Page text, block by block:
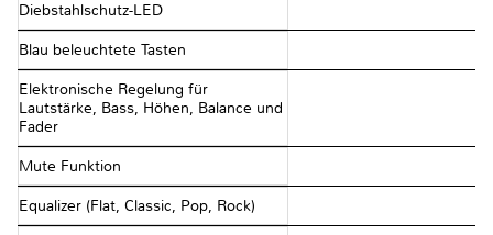
Diebstahlschutz-LED
Blau beleuchtete Tasten
Elektronische Regelung für
Lautstärke, Bass, Höhen, Balance und
Fader
Mute Funktion
Equalizer (Flat, Classic, Pop, Rock)